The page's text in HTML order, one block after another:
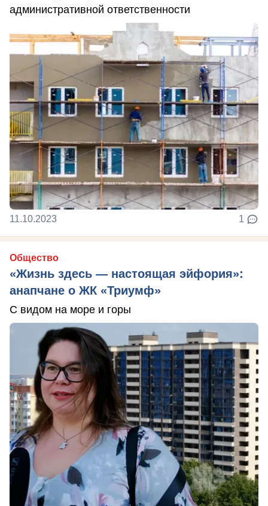
административной ответственности
11.10.2023 1
Общество
«Жизнь здесь — настоящая эйфория»:
анапчане о ЖК «Триумф»
С видом на море и горы